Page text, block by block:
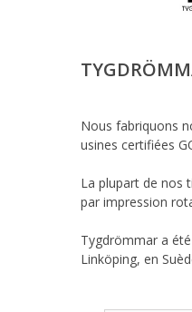
Nous fabriquons
usines certifiées
La plupart de nos
par impression
Tygdrömmar a
Linköping, en